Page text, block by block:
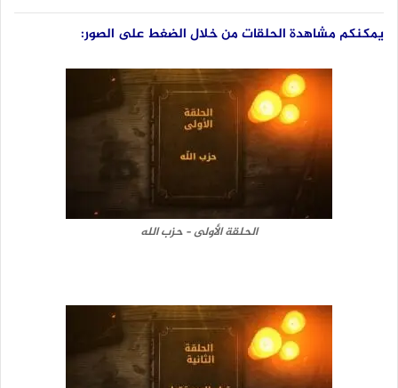
يمكنكم مشاهدة الحلقات من خلال الضغط على الصور:
الحلقة الأولى – حزب الله